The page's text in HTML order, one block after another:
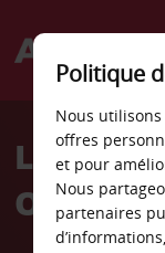
Welcome
Avis
Oakville
Politique
Nous
offres
et pour
Nous
partenaires